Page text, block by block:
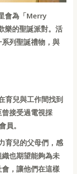
會為「Merry
樂的聖誕派對。活
列聖誕禮物，與
育兒與工作間找到
接受過電視採
員。
育兒的父母們，感
也期望能夠為未
，讓他們在這樣